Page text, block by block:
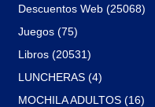
Descuentos Web (25068)
Juegos (75)
Libros (20531)
LUNCHERAS (4)
MOCHILA ADULTOS (16)